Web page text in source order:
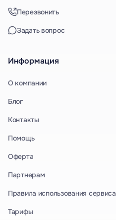
Перезвонить
Задать вопрос
Информация
О компании
Блог
Контакты
Помощь
Оферта
Партнерам
Правила использования сервиса
Тарифы